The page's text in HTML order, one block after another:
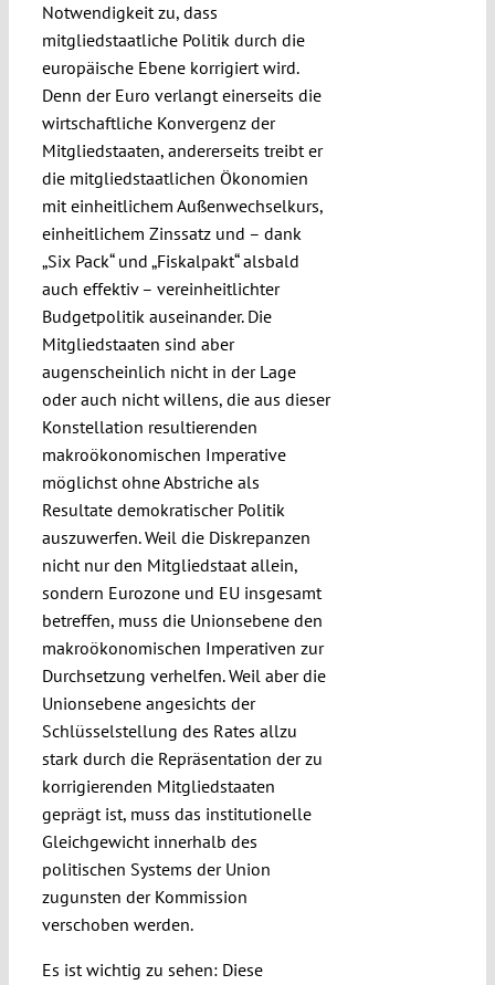
Notwendigkeit zu, dass
mitgliedstaatliche Politik durch die
europäische Ebene korrigiert wird.
Denn der Euro verlangt einerseits die
wirtschaftliche Konvergenz der
Mitgliedstaaten, andererseits treibt er
die mitgliedstaatlichen Ökonomien
mit einheitlichem Außenwechselkurs,
einheitlichem Zinssatz und – dank
„Six Pack“ und „Fiskalpakt“ alsbald
auch effektiv – vereinheitlichter
Budgetpolitik auseinander. Die
Mitgliedstaaten sind aber
augenscheinlich nicht in der Lage
oder auch nicht willens, die aus dieser
Konstellation resultierenden
makroökonomischen Imperative
möglichst ohne Abstriche als
Resultate demokratischer Politik
auszuwerfen. Weil die Diskrepanzen
nicht nur den Mitgliedstaat allein,
sondern Eurozone und EU insgesamt
betreffen, muss die Unionsebene den
makroökonomischen Imperativen zur
Durchsetzung verhelfen. Weil aber die
Unionsebene angesichts der
Schlüsselstellung des Rates allzu
stark durch die Repräsentation der zu
korrigierenden Mitgliedstaaten
geprägt ist, muss das institutionelle
Gleichgewicht innerhalb des
politischen Systems der Union
zugunsten der Kommission
verschoben werden.
Es ist wichtig zu sehen: Diese